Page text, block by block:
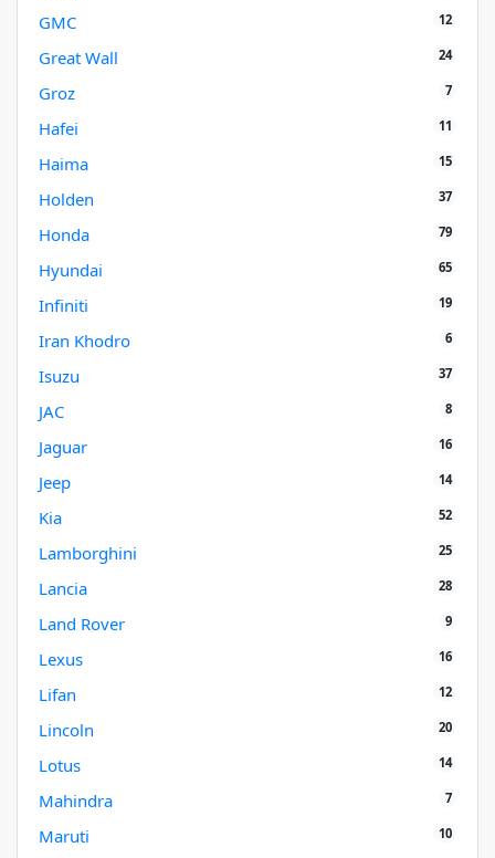
GMC 12
Great Wall 24
Groz 7
Hafei 11
Haima 15
Holden 37
Honda 79
Hyundai 65
Infiniti 19
Iran Khodro 6
Isuzu 37
JAC 8
Jaguar 16
Jeep 14
Kia 52
Lamborghini 25
Lancia 28
Land Rover 9
Lexus 16
Lifan 12
Lincoln 20
Lotus 14
Mahindra 7
Maruti 10